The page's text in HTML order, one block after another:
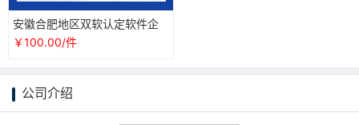
安徽合肥地区双软认定软件企
业评估软件产品登记软件测试
￥100.00/件
公司介绍